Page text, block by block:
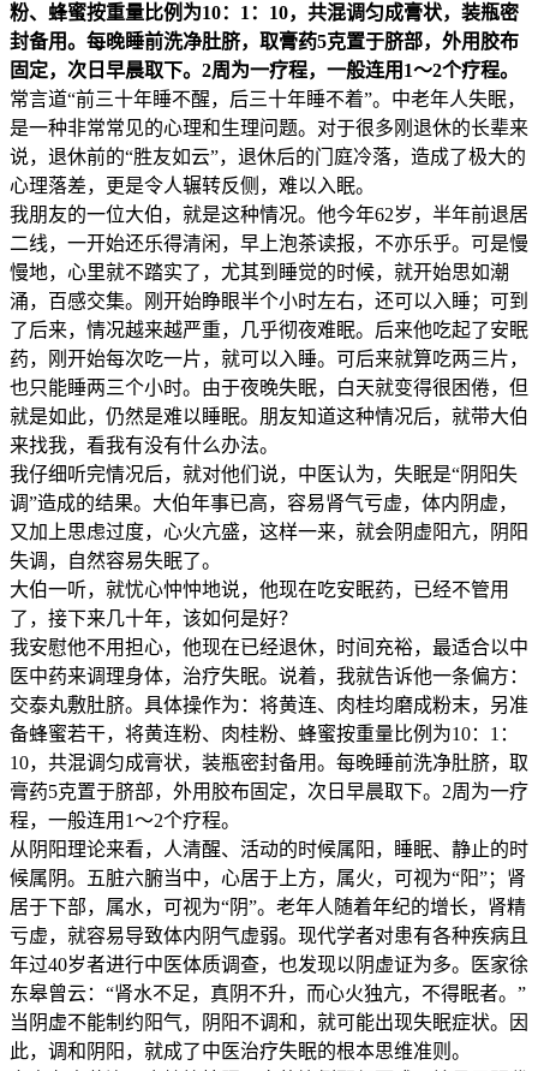
粉、蜂蜜按重量比例为10：1：10，共混调匀成膏状，装瓶密
封备用。每晚睡前洗净肚脐，取膏药5克置于脐部，外用胶布
固定，次日早晨取下。2周为一疗程，一般连用1～2个疗程。
常言道“前三十年睡不醒，后三十年睡不着”。中老年人失眠，
是一种非常常见的心理和生理问题。对于很多刚退休的长辈来
说，退休前的“胜友如云”，退休后的门庭冷落，造成了极大的
心理落差，更是令人辗转反侧，难以入眠。
我朋友的一位大伯，就是这种情况。他今年62岁，半年前退居
二线，一开始还乐得清闲，早上泡茶读报，不亦乐乎。可是慢
慢地，心里就不踏实了，尤其到睡觉的时候，就开始思如潮
涌，百感交集。刚开始睁眼半个小时左右，还可以入睡；可到
了后来，情况越来越严重，几乎彻夜难眠。后来他吃起了安眠
药，刚开始每次吃一片，就可以入睡。可后来就算吃两三片，
也只能睡两三个小时。由于夜晚失眠，白天就变得很困倦，但
就是如此，仍然是难以睡眠。朋友知道这种情况后，就带大伯
来找我，看我有没有什么办法。
我仔细听完情况后，就对他们说，中医认为，失眠是“阴阳失
调”造成的结果。大伯年事已高，容易肾气亏虚，体内阴虚，
又加上思虑过度，心火亢盛，这样一来，就会阴虚阳亢，阴阳
失调，自然容易失眠了。
大伯一听，就忧心忡忡地说，他现在吃安眠药，已经不管用
了，接下来几十年，该如何是好？
我安慰他不用担心，他现在已经退休，时间充裕，最适合以中
医中药来调理身体，治疗失眠。说着，我就告诉他一条偏方：
交泰丸敷肚脐。具体操作为：将黄连、肉桂均磨成粉末，另准
备蜂蜜若干，将黄连粉、肉桂粉、蜂蜜按重量比例为10：1：
10，共混调匀成膏状，装瓶密封备用。每晚睡前洗净肚脐，取
膏药5克置于脐部，外用胶布固定，次日早晨取下。2周为一疗
程，一般连用1～2个疗程。
从阴阳理论来看，人清醒、活动的时候属阳，睡眠、静止的时
候属阴。五脏六腑当中，心居于上方，属火，可视为“阳”；肾
居于下部，属水，可视为“阴”。老年人随着年纪的增长，肾精
亏虚，就容易导致体内阴气虚弱。现代学者对患有各种疾病且
年过40岁者进行中医体质调查，也发现以阴虚证为多。医家徐
东皋曾云：“肾水不足，真阴不升，而心火独亢，不得眠者。”
当阴虚不能制约阳气，阴阳不调和，就可能出现失眠症状。因
此，调和阴阳，就成了中医治疗失眠的根本思维准则。